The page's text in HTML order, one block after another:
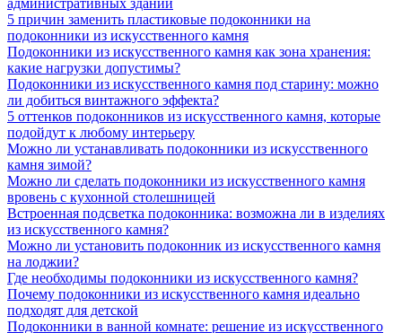
административных зданий
5 причин заменить пластиковые подоконники на
подоконники из искусственного камня
Подоконники из искусственного камня как зона хранения:
какие нагрузки допустимы?
Подоконники из искусственного камня под старину: можно
ли добиться винтажного эффекта?
5 оттенков подоконников из искусственного камня, которые
подойдут к любому интерьеру
Можно ли устанавливать подоконники из искусственного
камня зимой?
Можно ли сделать подоконники из искусственного камня
вровень с кухонной столешницей
Встроенная подсветка подоконника: возможна ли в изделиях
из искусственного камня?
Можно ли установить подоконник из искусственного камня
на лоджии?
Где необходимы подоконники из искусственного камня?
Почему подоконники из искусственного камня идеально
подходят для детской
Подоконники в ванной комнате: решение из искусственного